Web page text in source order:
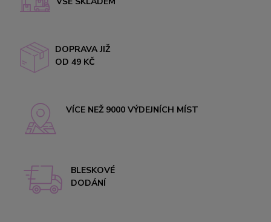
DOPRAVA JIŽ
OD 49 KČ
VÍCE NEŽ 9000 VÝDEJNÍCH MÍST
BLESKOVÉ
DODÁNÍ